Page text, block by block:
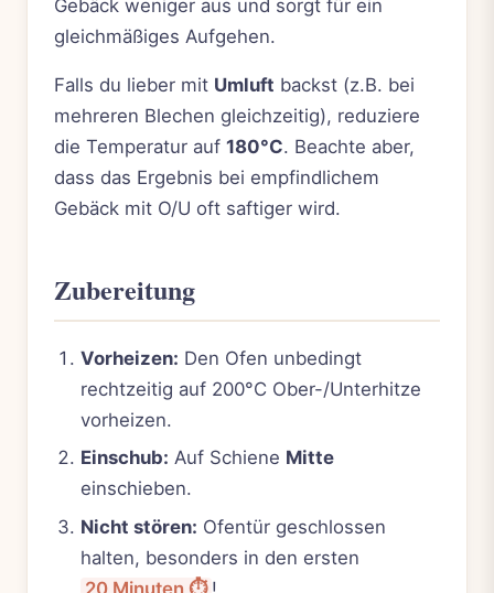
Gebäck weniger aus und sorgt für ein
gleichmäßiges Aufgehen.
Falls du lieber mit Umluft backst (z.B. bei
mehreren Blechen gleichzeitig), reduziere
die Temperatur auf 180°C. Beachte aber,
dass das Ergebnis bei empfindlichem
Gebäck mit O/U oft saftiger wird.
Zubereitung
Vorheizen: Den Ofen unbedingt
rechtzeitig auf 200°C Ober-/Unterhitze
vorheizen.
Einschub: Auf Schiene Mitte
einschieben.
Nicht stören: Ofentür geschlossen
halten, besonders in den ersten
20 Minuten ⏱️ !